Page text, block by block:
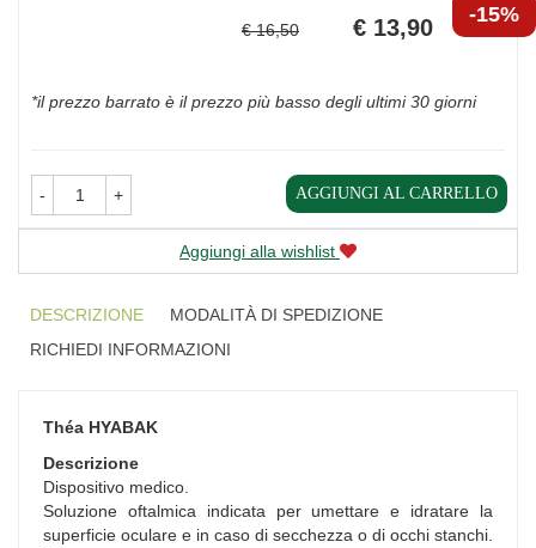
15%
€ 16,50
scontato
€ 13,90
*il prezzo barrato è il prezzo più basso degli ultimi 30 giorni
- + AGGIUNGI AL CARRELLO
Aggiungi alla wishlist
DESCRIZIONE
MODALITÀ DI SPEDIZIONE
RICHIEDI INFORMAZIONI
Théa HYABAK
Descrizione
Dispositivo medico.
Soluzione oftalmica indicata per umettare e idratare la
superficie oculare e in caso di secchezza o di occhi stanchi.